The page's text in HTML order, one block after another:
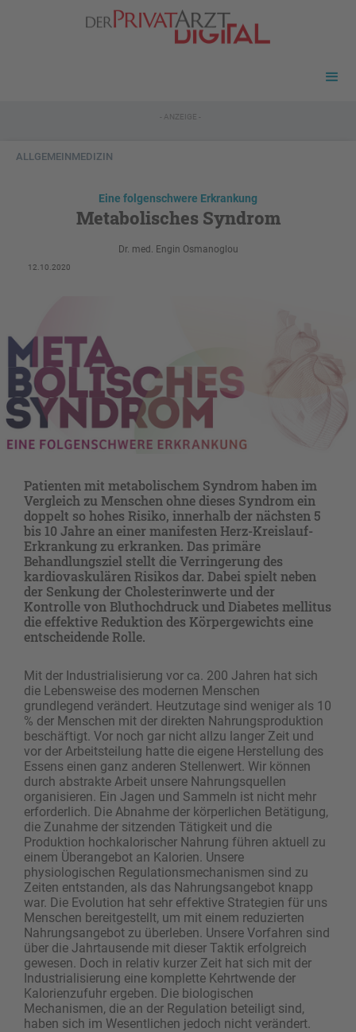
- ANZEIGE -
ALLGEMEINMEDIZIN
Eine folgenschwere Erkrankung
Metabolisches Syndrom
Dr. med. Engin Osmanoglou
12.10.2020
Patienten mit metabolischem Syndrom haben im
Vergleich zu Menschen ohne dieses Syndrom ein
doppelt so hohes Risiko, innerhalb der nächsten 5
bis 10 Jahre an einer manifesten Herz-Kreislauf-
Erkrankung zu erkranken. Das primäre
Behandlungsziel stellt die Verringerung des
kardiovaskulären Risikos dar. Dabei spielt neben
der Senkung der Cholesterinwerte und der
Kontrolle von Bluthochdruck und Diabetes mellitus
die effektive Reduktion des Körpergewichts eine
entscheidende Rolle.
Mit der Industrialisierung vor ca. 200 Jahren hat sich
die Lebensweise des modernen Menschen
grundlegend verändert. Heutzutage sind weniger als 10
% der Menschen mit der direkten Nahrungsproduktion
beschäftigt. Vor noch gar nicht allzu langer Zeit und
vor der Arbeitsteilung hatte die eigene Herstellung des
Essens einen ganz anderen Stellenwert. Wir können
durch abstrakte Arbeit unsere Nahrungsquellen
organisieren. Ein Jagen und Sammeln ist nicht mehr
erforderlich. Die Abnahme der körperlichen Betätigung,
die Zunahme der sitzenden Tätigkeit und die
Produktion hochkalorischer Nahrung führen aktuell zu
einem Überangebot an Kalorien. Unsere
physiologischen Regulationsmechanismen sind zu
Zeiten entstanden, als das Nahrungsangebot knapp
war. Die Evolution hat sehr effektive Strategien für uns
Menschen bereitgestellt, um mit einem reduzierten
Nahrungsangebot zu überleben. Unsere Vorfahren sind
über die Jahrtausende mit dieser Taktik erfolgreich
gewesen. Doch in relativ kurzer Zeit hat sich mit der
Industrialisierung eine komplette Kehrtwende der
Kalorienzufuhr ergeben. Die biologischen
Mechanismen, die an der Regulation beteiligt sind,
haben sich im Wesentlichen jedoch nicht verändert.